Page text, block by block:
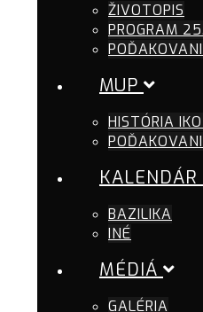
ŽIVOTOPIS
PROGRAM
MUP
HISTÓRIA
KALENDÁR
BAZILIKA
INÉ
MÉDIÁ
GALÉRIA